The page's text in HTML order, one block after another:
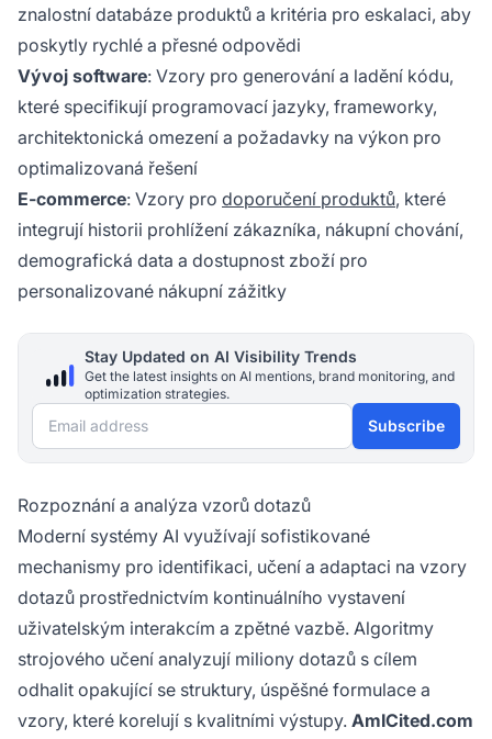
znalostní databáze produktů a kritéria pro eskalaci, aby
poskytly rychlé a přesné odpovědi
Vývoj software: Vzory pro generování a ladění kódu,
které specifikují programovací jazyky, frameworky,
architektonická omezení a požadavky na výkon pro
optimalizovaná řešení
E-commerce: Vzory pro doporučení produktů, které
integrují historii prohlížení zákazníka, nákupní chování,
demografická data a dostupnost zboží pro
personalizované nákupní zážitky
Stay Updated on AI Visibility Trends
Get the latest insights on AI mentions, brand monitoring, and
optimization strategies.
Email address Subscribe
Rozpoznání a analýza vzorů dotazů
Moderní systémy AI využívají sofistikované
mechanismy pro identifikaci, učení a adaptaci na vzory
dotazů prostřednictvím kontinuálního vystavení
uživatelským interakcím a zpětné vazbě. Algoritmy
strojového učení analyzují miliony dotazů s cílem
odhalit opakující se struktury, úspěšné formulace a
vzory, které korelují s kvalitními výstupy. AmICited.com